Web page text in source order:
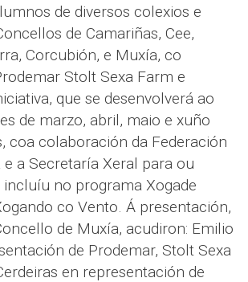
de diversos colexios e
de Camariñas, Cee,
Corcubión, e Muxía, co
Stolt Sexa Farm e
que se desenvolverá ao
de marzo, abril, maio e xuño
coa colaboración da Federación
e a Secretaría Xeral para ou
incluíu no programa Xogade
co Vento. Á presentación,
de Muxía, acudiron: Emilio
de Prodemar, Stolt Sexa
en representación de